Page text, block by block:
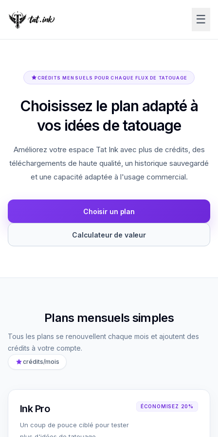
☰
CRÉDITS MENSUELS POUR CHAQUE FLUX DE TATOUAGE
Choisissez le plan adapté à
vos idées de tatouage
Améliorez votre espace Tat Ink avec plus de crédits, des
téléchargements de haute qualité, un historique sauvegardé
et une capacité adaptée à l'usage commercial.
Choisir un plan
Calculateur de valeur
Plans mensuels simples
Tous les plans se renouvellent chaque mois et ajoutent des
crédits à votre compte.
crédits/mois
Ink Pro
Un coup de pouce ciblé pour tester
ÉCONOMISEZ 20%